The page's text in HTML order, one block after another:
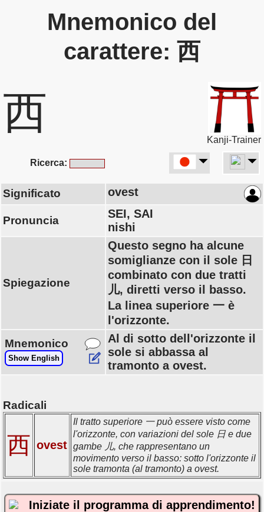
Mnemonico del
carattere: 西
西
Kanji-Trainer
Ricerca:
Significato ovest
Pronuncia
SEI, SAI
nishi
Spiegazione
Questo segno ha alcune
somiglianze con il sole 日
combinato con due tratti
儿, diretti verso il basso.
La linea superiore 一 è
l'orizzonte.
Mnemonico
Show English
Al di sotto dell'orizzonte il
sole si abbassa al
tramonto a ovest.
Radicali
西 ovest
Il tratto superiore 一 può essere visto come
l'orizzonte, con variazioni del sole 日 e due
gambe 儿, che rappresentano un
movimento verso il basso: sotto l'orizzonte il
sole tramonta (al tramonto) a ovest.
Iniziate il programma di apprendimento!